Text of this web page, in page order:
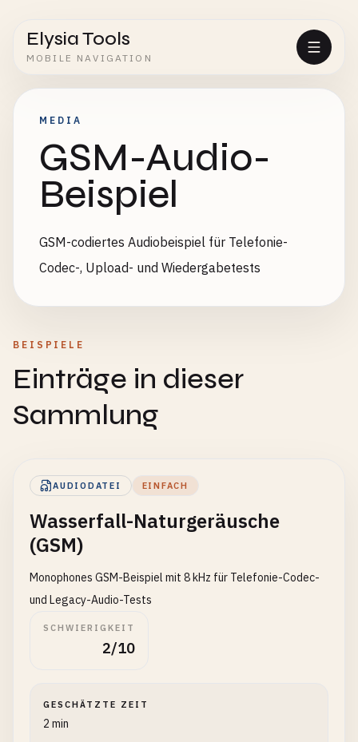
Elysia Tools
MOBILE NAVIGATION
MEDIA
GSM-Audio-
Beispiel
GSM-codiertes Audiobeispiel für Telefonie-
Codec-, Upload- und Wiedergabetests
BEISPIELE
Einträge in dieser
Sammlung
AUDIODATEI EINFACH
Wasserfall-Naturgeräusche
(GSM)
Monophones GSM-Beispiel mit 8 kHz für Telefonie-Codec-
und Legacy-Audio-Tests
SCHWIERIGKEIT
2/10
GESCHÄTZTE ZEIT
2 min